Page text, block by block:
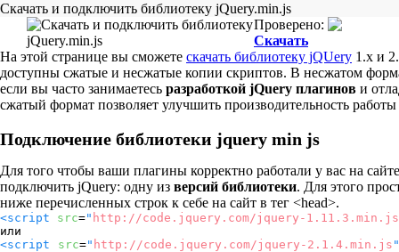
Скачать и подключить библиотеку jQuery.min.js
Проверено:
Скачать
На этой странице вы сможете скачать библиотеку jQUery 1.х и
доступны сжатые и несжатые копии скриптов. В несжатом
если вы часто занимаетесь разработкой jQuery плагинов и
сжатый формат позволяет улучшить производительность работы
Подключение библиотеки jquery min js
Для того чтобы ваши плагины корректно работали у вас на
подключить jQuery: одну из версий библиотеки. Для этого
ниже перечисленных строк к себе на сайт в тег <head>.
<script src=" http://code.jquery.com/jquery-1.11.3.min.js
или
<script
src=" http://code.jquery.com/jquery-2.1.4.min.js